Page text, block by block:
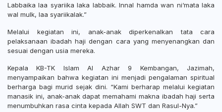
Labbaika laa syariika laka labbaik. Innal hamda wan ni‘mata laka
wal mulk, laa syariikalak.”
Melalui kegiatan ini, anak-anak diperkenalkan tata cara
pelaksanaan ibadah haji dengan cara yang menyenangkan dan
sesuai dengan usia mereka.
Kepala KB-TK Islam Al Azhar 9 Kembangan, Jazimah,
menyampaikan bahwa kegiatan ini menjadi pengalaman spiritual
berharga bagi murid sejak dini. “Kami berharap melalui kegiatan
manasik ini, anak-anak dapat memahami makna ibadah haji serta
menumbuhkan rasa cinta kepada Allah SWT dan Rasul-Nya.”